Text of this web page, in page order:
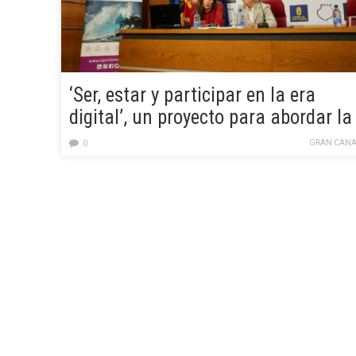
‘Ser, estar y participar en la era
digital’, un proyecto para abordar la
ciberviolencia entre alumnos deGRAN
0